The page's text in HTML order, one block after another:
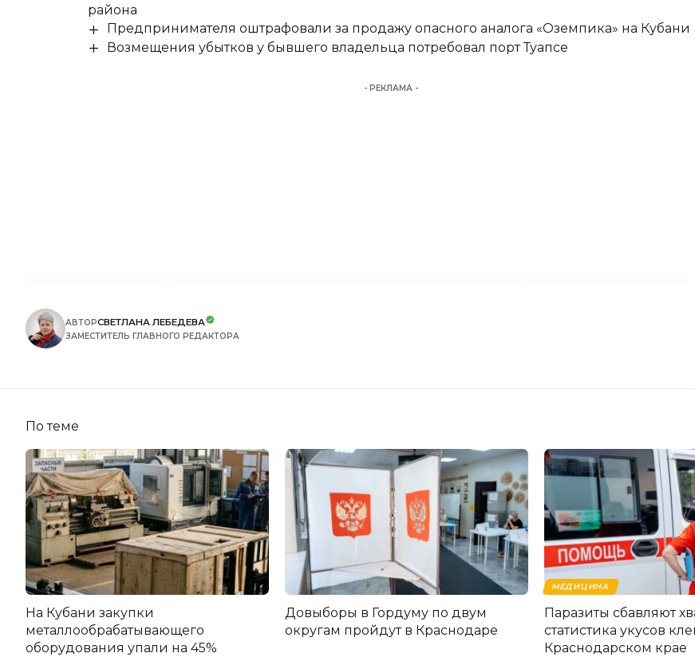
района
Предпринимателя оштрафовали за продажу опасного аналога «Оземпика» на Кубани
Возмещения убытков у бывшего владельца потребовал порт Туапсе
- РЕКЛАМА -
АВТОРСВЕТЛАНА ЛЕБЕДЕВА
ЗАМЕСТИТЕЛЬ ГЛАВНОГО РЕДАКТОРА
По теме
На Кубани закупки
металлообрабатывающего
оборудования упали на 45%
Довыборы в Гордуму по двум
округам пройдут в Краснодаре
МЕДИЦИНА
Паразиты сбавляют
статистика укусов
Краснодарском крае